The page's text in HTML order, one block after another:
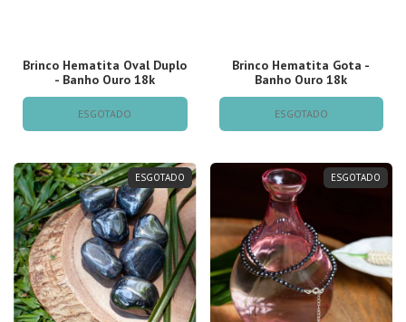
Brinco Hematita Oval Duplo
- Banho Ouro 18k
ESGOTADO
Brinco Hematita Gota -
Banho Ouro 18k
ESGOTADO
ESGOTADO ESGOTADO